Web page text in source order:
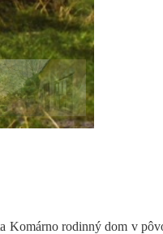
Komárno rodinný dom v